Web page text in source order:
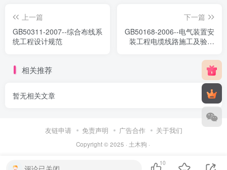
上一篇
GB50311-2007--综合布线系
统工程设计规范
下一篇
GB50168-2006--电气装置安
装工程电缆线路施工及验收
相关推荐
暂无相关文章
友链申请 免责声明 广告合作 关于我们
Copyright © 2025 · 土木狗 ·
10